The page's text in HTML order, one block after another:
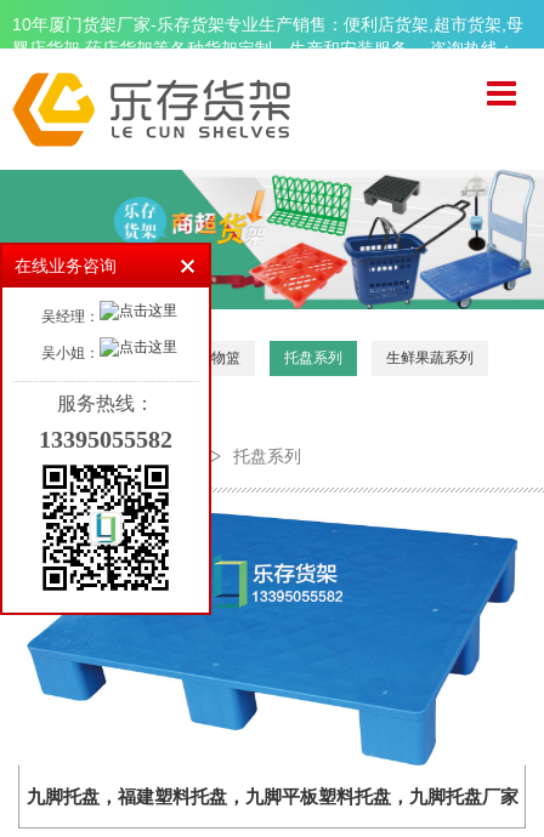
10年厦门货架厂家-乐存货架专业生产销售：便利店货架,超市货架,母
婴店货架,药店货架等各种货架定制、生产和安装服务。 咨询热线：
13395055582
首页
关于乐存
母婴店货架
周边设备
品牌案例
新闻资讯
货架商城
收银区 购物车 购物篮 托盘系列 生鲜果蔬系列
托盘系列
九脚托盘，福建塑料托盘，九脚平板塑料托盘，九脚托盘厂家
在线业务咨询
吴经理：
吴小姐：
服务热线：
13395055582